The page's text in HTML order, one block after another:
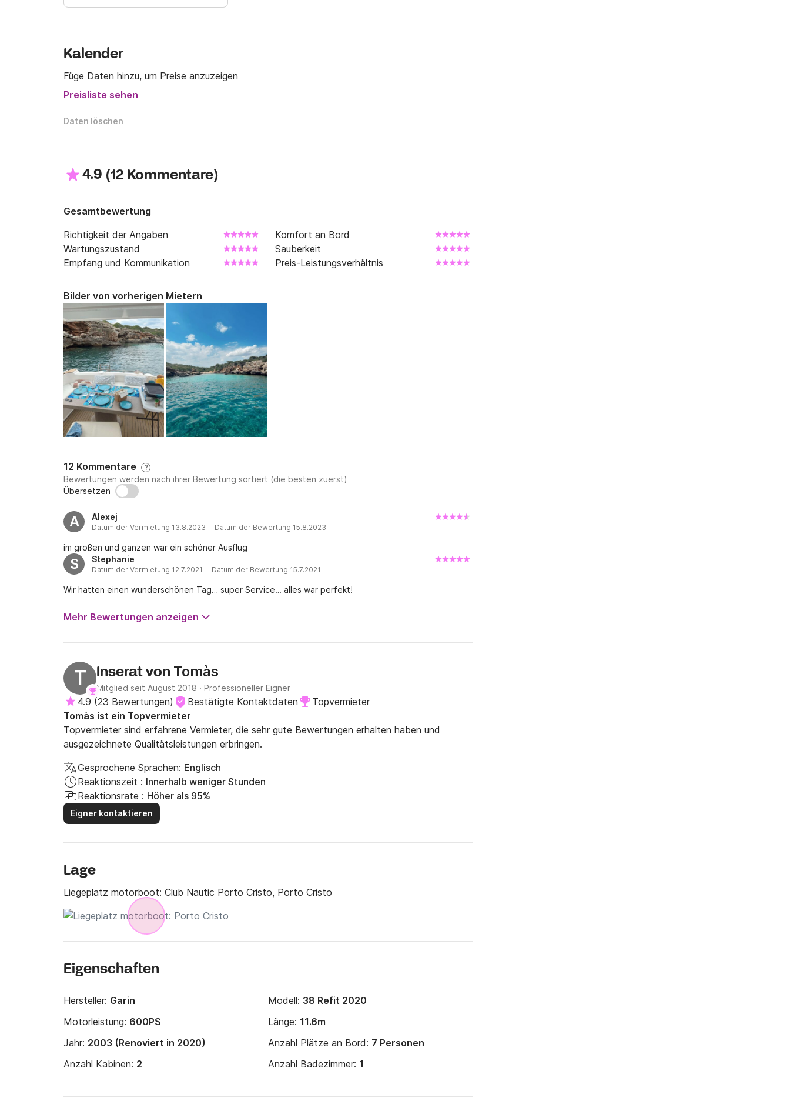
- 2 Wasserscooter
- XXL-Handtücher
Wir erwarten Sie unter Click&Boat!
Kalender
Füge Daten hinzu, um Preise anzuzeigen
Preisliste sehen
Daten löschen
4.9 (12 Kommentare)
Gesamtbewertung
Richtigkeit der Angaben
Komfort an Bord
Wartungszustand
Sauberkeit
Empfang und Kommunikation
Preis-Leistungsverhältnis
Bilder von vorherigen Mietern
12 Kommentare ?
Bewertungen werden nach ihrer Bewertung sortiert (die besten zuerst)
Übersetzen
A Alexej
Datum der Vermietung 13.8.2023 · Datum der Bewertung 15.8.2023
im großen und ganzen war ein schöner Ausflug
S Stephanie
Datum der Vermietung 12.7.2021 · Datum der Bewertung 15.7.2021
Wir hatten einen wunderschönen Tag… super Service… alles war perfekt!
Mehr Bewertungen anzeigen
T Inserat von Tomàs
Mitglied seit August 2018 · Professioneller Eigner
4.9 (23 Bewertungen) Bestätigte Kontaktdaten
Topvermieter
Tomàs ist ein Topvermieter
Topvermieter sind erfahrene Vermieter, die sehr gute Bewertungen erhalten haben und
ausgezeichnete Qualitätsleistungen erbringen.
Gesprochene Sprachen: Englisch
Reaktionszeit : Innerhalb weniger Stunden
Reaktionsrate : Höher als 95%
Eigner kontaktieren
Lage
Liegeplatz motorboot: Club Nautic Porto Cristo, Porto Cristo
Eigenschaften
Hersteller: Garin Modell: 38 Refit 2020
Motorleistung: 600PS Länge: 11.6m
Jahr: 2003 (Renoviert in 2020) Anzahl Plätze an Bord: 7 Personen
Anzahl Kabinen: 2 Anzahl Badezimmer: 1